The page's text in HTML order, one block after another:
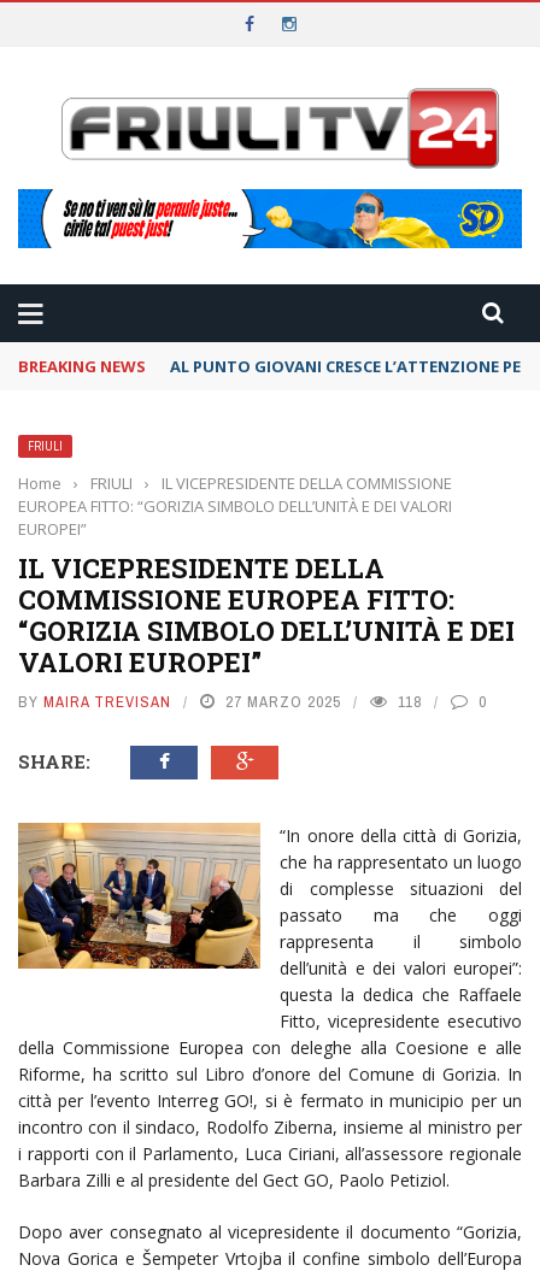
BREAKING NEWS AL PUNTO GIOVANI CRESCE L’ATTENZIONE
FRIULI
Home › FRIULI ›
IL VICEPRESIDENTE DELLA COMMISSIONE
EUROPEA FITTO: “GORIZIA SIMBOLO DELL’UNITÀ E DEI VALORI
EUROPEI”
IL VICEPRESIDENTE DELLA
COMMISSIONE EUROPEA FITTO:
“GORIZIA SIMBOLO DELL’UNITÀ E DEI
VALORI EUROPEI”
BY MAIRA TREVISAN 27 MARZO 2025 118 0
SHARE:
“In onore della città di Gorizia,
che ha rappresentato un luogo
di complesse situazioni del
passato ma che oggi
rappresenta il simbolo
dell’unità e dei valori europei”:
questa la dedica che Raffaele
Fitto, vicepresidente esecutivo
della Commissione Europea con deleghe alla Coesione e alle
Riforme, ha scritto sul Libro d’onore del Comune di Gorizia. In
città per l’evento Interreg GO!, si è fermato in municipio per un
incontro con il sindaco, Rodolfo Ziberna, insieme al ministro per
i rapporti con il Parlamento, Luca Ciriani, all’assessore regionale
Barbara Zilli e al presidente del Gect GO, Paolo Petiziol.
Dopo aver consegnato al vicepresidente il documento “Gorizia,
Nova Gorica e Šempeter Vrtojba il confine simbolo dell’Europa